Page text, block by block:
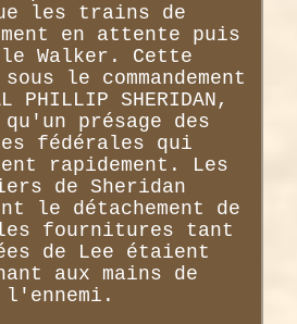
les trains de
en attente puis
Walker. Cette
le commandement
PHILLIP SHERIDAN,
présage des
fédérales qui
rapidement. Les
de Sheridan
le détachement de
fournitures tant
de Lee étaient
aux mains de
l'ennemi.